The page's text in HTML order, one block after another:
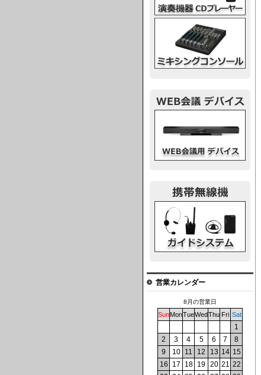
営業カレンダー
8月の営業日
SunMonTueWedThu Fri Sat
1
2
3 4 5 6 7
8
9
10 11 12 13 14 15
16
17 18 19 20 21 22